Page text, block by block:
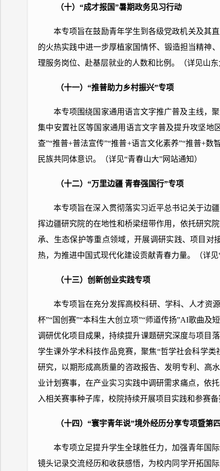
（十）“成才报国”暑期政务见习行动
本专项旨在鼓励青年学生到各级党政机关及其
的火热实践中进一步厚植家国情怀、锻造担当精神
理服务岗位、赴基层就业的人数和比例。（详见山
（十一）“推普助力乡村振兴”专项
本专项围绕国家通用语言文字推广普及主线，
集中安置社区等国家通用语言文字普及提升攻坚地
查”“推普+普法宣传”“推普+语言文化素养”“推普+
民族共同体意识。（详见“青春山大”网站通知）
（十二）“万里边疆 青春强国行”专项
本专项旨在深入贯彻落实习近平总书记关于边
挥边疆研究院的在地性和桥梁纽带作用，依托研究
承、生态保护等重点领域，开展调研实践、项目
热，为推进中国式现代化建设贡献青春力量。（详
（十三）创新创业实践专项
本专项旨在充分发挥高校科研、学科、人才资
杯”“国创赛”“本科生大创立项”“师道传扬”AI歌曲
调研优化项目成果，持续提升课题研究深度与项目
学生课外学术科技作品竞赛，聚焦“哲学社会科学
研究，以期形成高质量的咨政报告、发明专利、高
业计划赛事，在产业实习实践中调研需求痛点，依
入相关赛事种子库，校院持续开展项目实践和参赛
（十四）“寰宇青年说”境外经历分享专项暨第
本专项立足提升学生全球胜任力，加强青年国
镜头记录交流经历和收获感悟，为校内同学开拓国